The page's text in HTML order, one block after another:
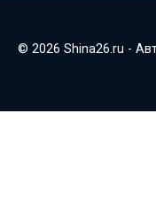
© 2026 Shina26.ru -